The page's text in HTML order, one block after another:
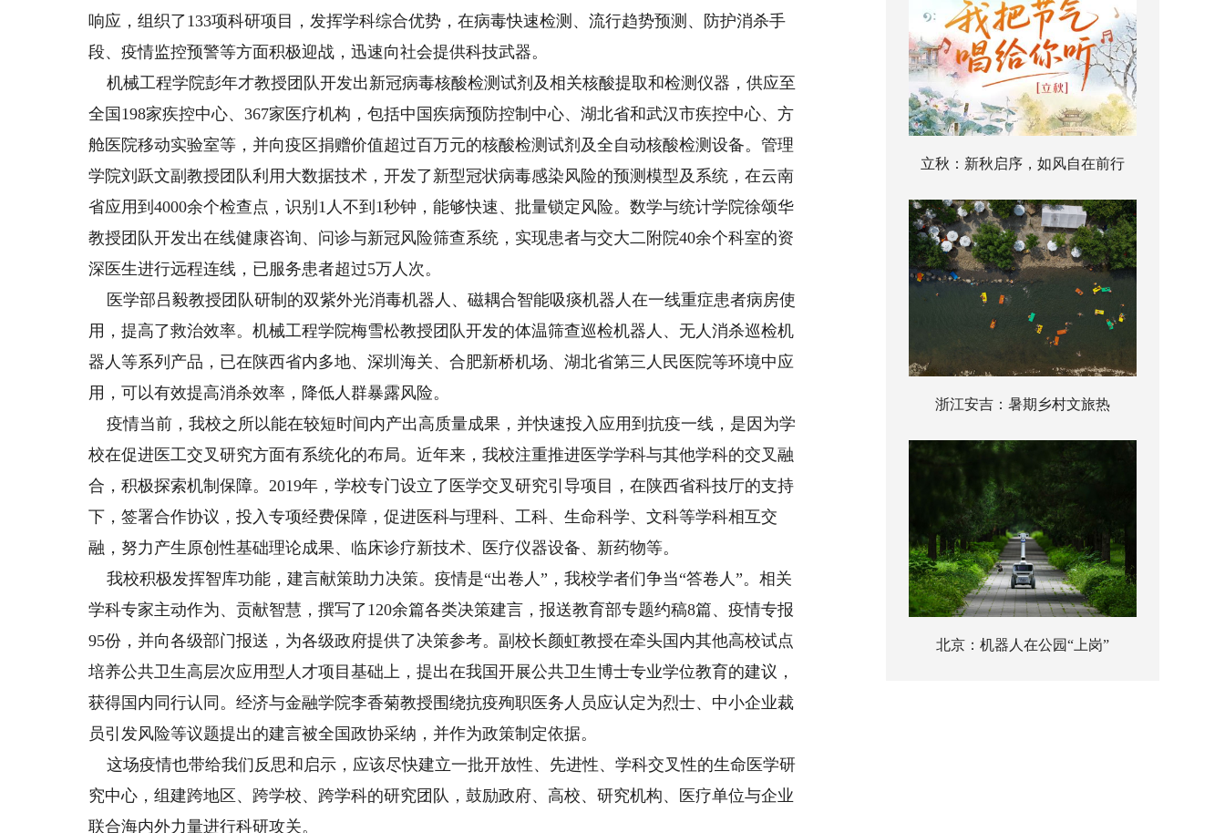
响应，组织了133项科研项目，发挥学科综合优势，在病毒快速检测、流行趋势预测、防护消杀手
段、疫情监控预警等方面积极迎战，迅速向社会提供科技武器。
机械工程学院彭年才教授团队开发出新冠病毒核酸检测试剂及相关核酸提取和检测仪器，供应至
全国198家疾控中心、367家医疗机构，包括中国疾病预防控制中心、湖北省和武汉市疾控中心、方
舱医院移动实验室等，并向疫区捐赠价值超过百万元的核酸检测试剂及全自动核酸检测设备。管理
学院刘跃文副教授团队利用大数据技术，开发了新型冠状病毒感染风险的预测模型及系统，在云南
省应用到4000余个检查点，识别1人不到1秒钟，能够快速、批量锁定风险。数学与统计学院徐颂华
教授团队开发出在线健康咨询、问诊与新冠风险筛查系统，实现患者与交大二附院40余个科室的资
深医生进行远程连线，已服务患者超过5万人次。
医学部吕毅教授团队研制的双紫外光消毒机器人、磁耦合智能吸痰机器人在一线重症患者病房使
用，提高了救治效率。机械工程学院梅雪松教授团队开发的体温筛查巡检机器人、无人消杀巡检机
器人等系列产品，已在陕西省内多地、深圳海关、合肥新桥机场、湖北省第三人民医院等环境中应
用，可以有效提高消杀效率，降低人群暴露风险。
疫情当前，我校之所以能在较短时间内产出高质量成果，并快速投入应用到抗疫一线，是因为学
校在促进医工交叉研究方面有系统化的布局。近年来，我校注重推进医学学科与其他学科的交叉融
合，积极探索机制保障。2019年，学校专门设立了医学交叉研究引导项目，在陕西省科技厅的支持
下，签署合作协议，投入专项经费保障，促进医科与理科、工科、生命科学、文科等学科相互交
融，努力产生原创性基础理论成果、临床诊疗新技术、医疗仪器设备、新药物等。
我校积极发挥智库功能，建言献策助力决策。疫情是“出卷人”，我校学者们争当“答卷人”。相关
学科专家主动作为、贡献智慧，撰写了120余篇各类决策建言，报送教育部专题约稿8篇、疫情专报
95份，并向各级部门报送，为各级政府提供了决策参考。副校长颜虹教授在牵头国内其他高校试点
培养公共卫生高层次应用型人才项目基础上，提出在我国开展公共卫生博士专业学位教育的建议，
获得国内同行认同。经济与金融学院李香菊教授围绕抗疫殉职医务人员应认定为烈士、中小企业裁
员引发风险等议题提出的建言被全国政协采纳，并作为政策制定依据。
这场疫情也带给我们反思和启示，应该尽快建立一批开放性、先进性、学科交叉性的生命医学研
究中心，组建跨地区、跨学校、跨学科的研究团队，鼓励政府、高校、研究机构、医疗单位与企业
联合海内外力量进行科研攻关。
立秋：新秋启序，如风自在前行
浙江安吉：暑期乡村文旅热
北京：机器人在公园“上岗”